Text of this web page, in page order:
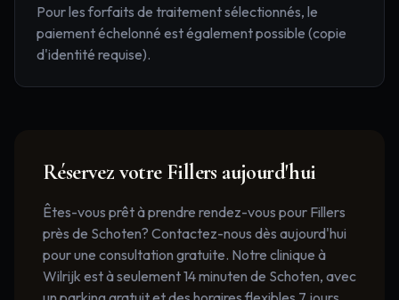
Pour les forfaits de traitement sélectionnés, le
paiement échelonné est également possible (copie
d'identité requise).
Réservez votre Fillers aujourd'hui
Êtes-vous prêt à prendre rendez-vous pour Fillers
près de Schoten? Contactez-nous dès aujourd'hui
pour une consultation gratuite. Notre clinique à
Wilrijk est à seulement 14 minuten de Schoten, avec